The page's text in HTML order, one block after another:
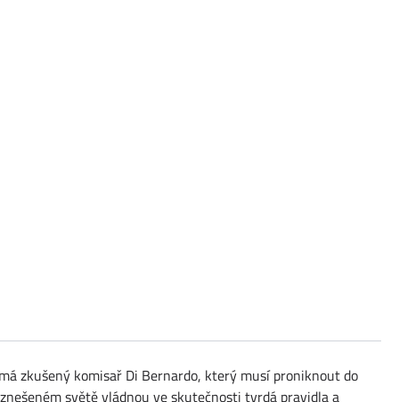
zkušený komisař Di Bernardo, který musí proniknout do
světě vládnou ve skutečnosti tvrdá pravidla a